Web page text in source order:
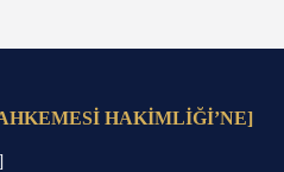
HAKİMLİĞİ’NE]